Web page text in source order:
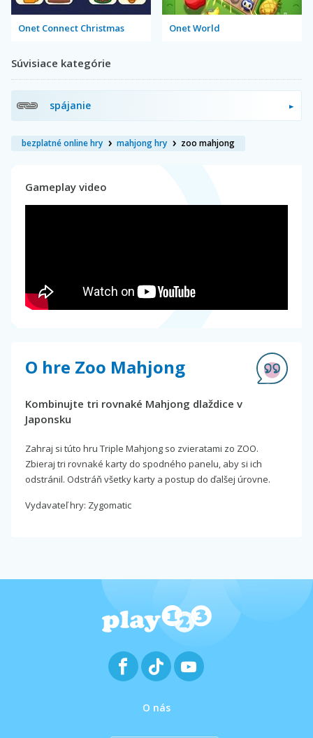
Onet Connect Christmas Onet World
Súvisiace kategórie
spájanie
bezplatné online hry mahjong hry zoo mahjong
Gameplay video
O hre Zoo Mahjong
Kombinujte tri rovnaké Mahjong dlaždice v
Japonsku
Zahraj si túto hru Triple Mahjong so zvieratami zo ZOO.
Zbieraj tri rovnaké karty do spodného panelu, aby si ich
odstránil. Odstráň všetky karty a postup do ďalšej úrovne.
Vydavateľ hry: Zygomatic
O nás